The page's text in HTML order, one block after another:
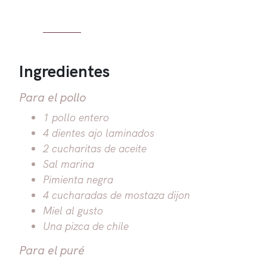
Ingredientes
Para el pollo
1 pollo entero
4 dientes ajo laminados
2 cucharitas de aceite
Sal marina
Pimienta negra
4 cucharadas de mostaza dijon
Miel al gusto
Una pizca de chile
Para el puré